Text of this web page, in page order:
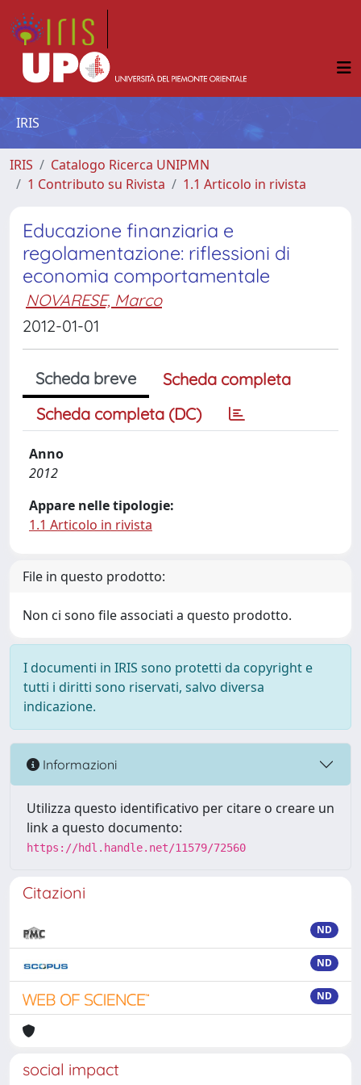
IRIS
IRIS
Catalogo Ricerca UNIPMN
1 Contributo su Rivista
1.1 Articolo in rivista
Educazione finanziaria e
regolamentazione: riflessioni di
economia comportamentale
NOVARESE, Marco
2012-01-01
Scheda breve
Scheda completa
Scheda completa (DC)
Anno
2012
Appare nelle tipologie:
1.1 Articolo in rivista
File in questo prodotto:
Non ci sono file associati a questo prodotto.
I documenti in IRIS sono protetti da copyright e
tutti i diritti sono riservati, salvo diversa
indicazione.
Informazioni
Utilizza questo identificativo per citare o creare un
link a questo documento:
https://hdl.handle.net/11579/72560
Citazioni
ND
ND
ND
social impact